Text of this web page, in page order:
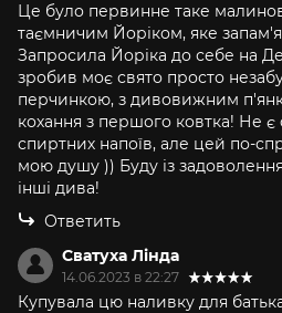
Це було первинне таке
таємничим Йоріком, яке
Запросила Йоріка до себе на
зробив моє свято просто
перчинкою, з дивовижним
кохання з першого ковтка! Не
спиртних напоїв, але цей по-
мою душу )) Буду із
інші дива!
Ответить
Сватуха Лінда
14.06.2023 в 22:27
Купувала цю наливку для